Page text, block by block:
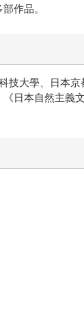
作品。
技大學、日本
日本自然主義